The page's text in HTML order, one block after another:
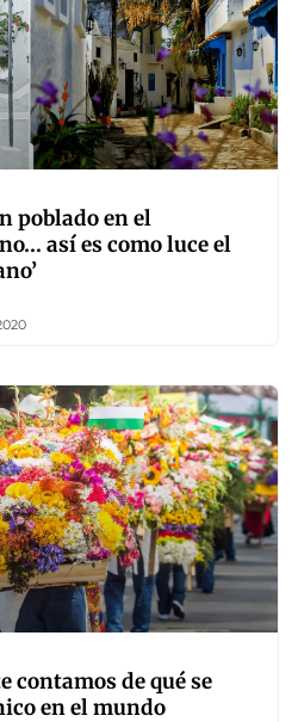
poblado en el
así es como luce el
contamos de qué se
en el mundo